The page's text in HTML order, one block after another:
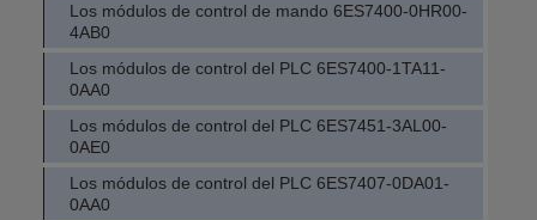
Los módulos de control de mando 6ES7400-0HR00-
4AB0
Los módulos de control del PLC 6ES7400-1TA11-
0AA0
Los módulos de control del PLC 6ES7451-3AL00-
0AE0
Los módulos de control del PLC 6ES7407-0DA01-
0AA0